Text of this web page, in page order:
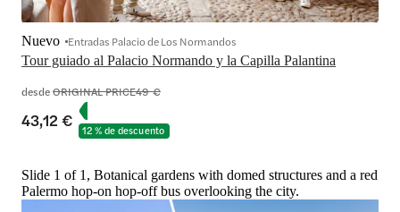
Tour guiado al Palacio Normando y la Capilla Palantina
Nuevo Entradas Palacio de Los Normandos
desdeORIGINAL PRICE49 €
43,12 € 12 % de descuento
Slide 1 of 1, Botanical gardens with domed structures and a red
Palermo hop-on hop-off bus overlooking the city.